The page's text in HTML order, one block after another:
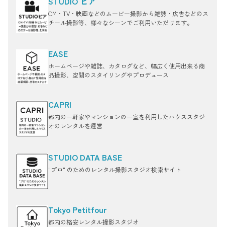
CM・TV・映画などのムービー撮影から雑誌・広告などのス
チール撮影等、様々なシーンでご利用いただけます。
EASE
ホームページや雑誌、カタログなど、幅広く使用出来る商
品撮影、空間のスタイリングやプロデュース
CAPRI
都内の一軒家やマンションの一室を利用したハウススタジ
オのレンタルを運営
STUDIO DATA BASE
"プロ" のためのレンタル撮影スタジオ検索サイト
Tokyo Petitfour
都内の格安レンタル撮影スタジオ